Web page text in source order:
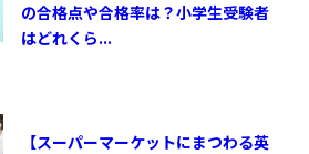
の合格点や合格率は？小学生受験者
はどれくら...
【スーパーマーケットにまつわる英